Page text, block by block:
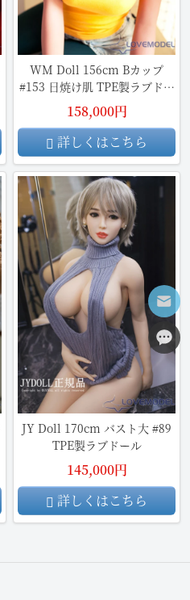
WM Doll 156cm Bカップ
#153 日焼け肌 TPE製ラブドー
ル
158,000円
詳しくはこちら
JY Doll 170cm バスト大 #89
TPE製ラブドール
145,000円
詳しくはこちら